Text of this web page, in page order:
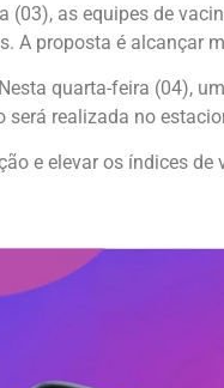
(03), as equipes de
A proposta é alcançar
quarta-feira (04),
realizada no
e elevar os índices